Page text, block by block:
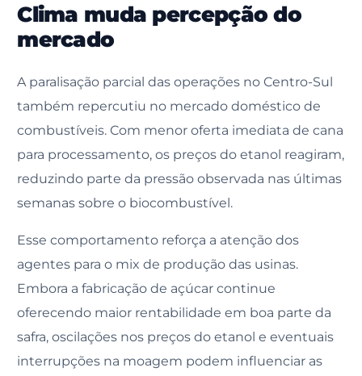
Clima muda percepção do
mercado
A paralisação parcial das operações no Centro-Sul
também repercutiu no mercado doméstico de
combustíveis. Com menor oferta imediata de cana
para processamento, os preços do etanol reagiram,
reduzindo parte da pressão observada nas últimas
semanas sobre o biocombustível.
Esse comportamento reforça a atenção dos
agentes para o mix de produção das usinas.
Embora a fabricação de açúcar continue
oferecendo maior rentabilidade em boa parte da
safra, oscilações nos preços do etanol e eventuais
interrupções na moagem podem influenciar as